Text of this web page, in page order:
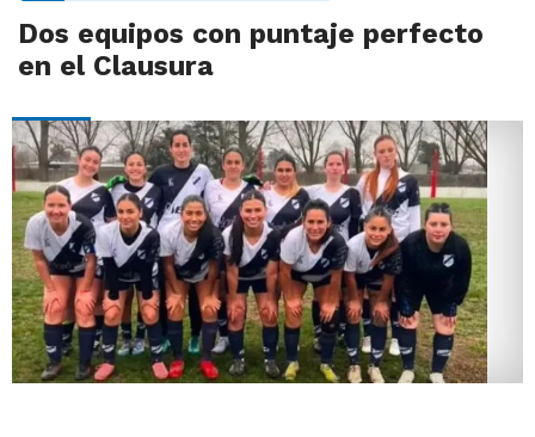
Dos equipos con puntaje perfecto
en el Clausura